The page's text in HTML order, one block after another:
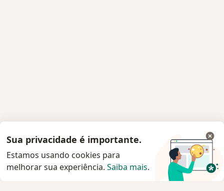
Sua privacidade é importante.
Estamos usando cookies para
melhorar sua experiência. Saiba mais.